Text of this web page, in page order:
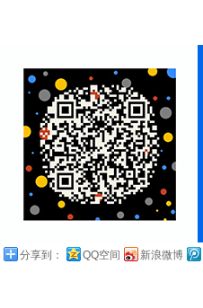
分享到： QQ空间 新浪微博